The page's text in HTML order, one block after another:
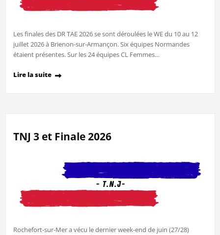
Les finales des DR TAE 2026 se sont déroulées le WE du 10 au 12
juillet 2026 à Brienon-sur-Armançon. Six équipes Normandes
étaient présentes. Sur les 24 équipes CL Femmes…
Lire la suite
TNJ 3 et Finale 2026
Rochefort-sur-Mer a vécu le dernier week-end de juin (27/28)